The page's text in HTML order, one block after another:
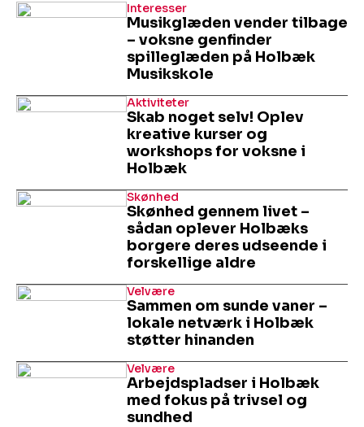
Musikglæden vender tilbage
– voksne genfinder
spilleglæden på Holbæk
Musikskole
Interesser
Skab noget selv! Oplev
kreative kurser og
workshops for voksne i
Holbæk
Aktiviteter
Skønhed gennem livet –
sådan oplever Holbæks
borgere deres udseende i
forskellige aldre
Skønhed
Sammen om sunde vaner –
lokale netværk i Holbæk
støtter hinanden
Velvære
Arbejdspladser i Holbæk
med fokus på trivsel og
sundhed
Velvære